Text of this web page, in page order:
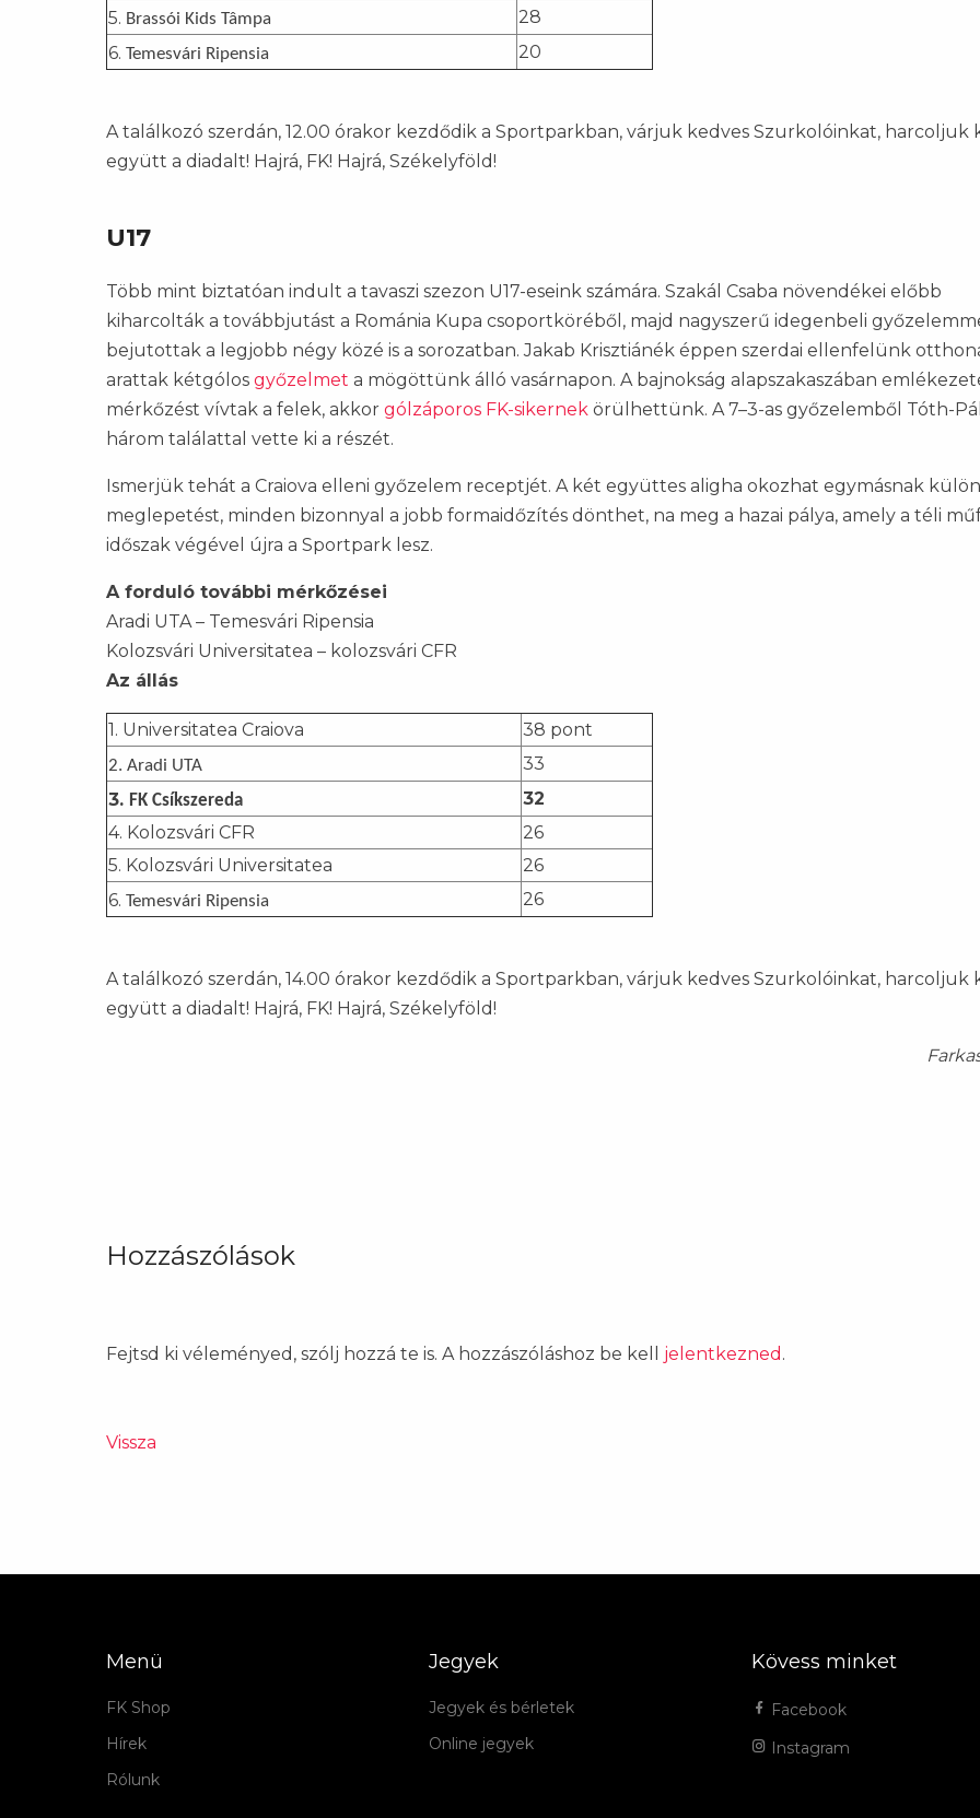
5. Brassói Kids Tâmpa
28
6. Temesvári Ripensia 20
A találkozó szerdán, 12.00 órakor kezdődik a Sportparkban, várjuk kedves Szurkolóinkat, harcoljuk
együtt a diadalt! Hajrá, FK! Hajrá, Székelyföld!
U17
Több mint biztatóan indult a tavaszi szezon U17-eseink számára. Szakál Csaba növendékei előbb
kiharcolták a továbbjutást a Románia Kupa csoportköréből, majd nagyszerű idegenbeli
bejutottak a legjobb négy közé is a sorozatban. Jakab Krisztiánék éppen szerdai ellenfelünk
arattak kétgólos győzelmet a mögöttünk álló vasárnapon. A bajnokság alapszakaszában
mérkőzést vívtak a felek, akkor gólzáporos FK-sikernek örülhettünk. A 7–3-as győzelemből Tóth-
három találattal vette ki a részét.
Ismerjük tehát a Craiova elleni győzelem receptjét. A két együttes aligha okozhat egymásnak
meglepetést, minden bizonnyal a jobb formaidőzítés dönthet, na meg a hazai pálya, amely a téli
időszak végével újra a Sportpark lesz.
A forduló további mérkőzései
Aradi UTA – Temesvári Ripensia
Kolozsvári Universitatea – kolozsvári CFR
Az állás
1. Universitatea Craiova 38 pont
2. Aradi UTA
33
3. FK Csíkszereda
32
4. Kolozsvári CFR
26
5. Kolozsvári Universitatea
26
6. Temesvári Ripensia 26
A találkozó szerdán, 14.00 órakor kezdődik a Sportparkban, várjuk kedves Szurkolóinkat, harcoljuk
együtt a diadalt! Hajrá, FK! Hajrá, Székelyföld!
Hozzászólások
Fejtsd ki véleményed, szólj hozzá te is. A hozzászóláshoz be kell jelentkezned .
Vissza
Menü
FK Shop
Hírek
Rólunk
Jegyek
Jegyek és bérletek
Online jegyek
Kövess minket
Facebook
Instagram